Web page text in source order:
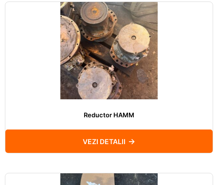
Reductor HAMM
VEZI DETALII